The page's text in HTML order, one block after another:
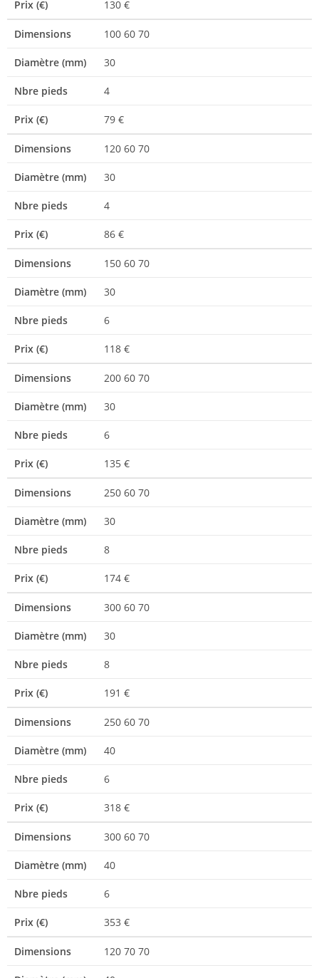
Prix (€) 130 €
Dimensions 100 60 70
Diamètre (mm) 30
Nbre pieds 4
Prix (€) 79 €
Dimensions 120 60 70
Diamètre (mm) 30
Nbre pieds 4
Prix (€) 86 €
Dimensions 150 60 70
Diamètre (mm) 30
Nbre pieds 6
Prix (€) 118 €
Dimensions 200 60 70
Diamètre (mm) 30
Nbre pieds 6
Prix (€) 135 €
Dimensions 250 60 70
Diamètre (mm) 30
Nbre pieds 8
Prix (€) 174 €
Dimensions 300 60 70
Diamètre (mm) 30
Nbre pieds 8
Prix (€) 191 €
Dimensions 250 60 70
Diamètre (mm) 40
Nbre pieds 6
Prix (€) 318 €
Dimensions 300 60 70
Diamètre (mm) 40
Nbre pieds 6
Prix (€) 353 €
Dimensions 120 70 70